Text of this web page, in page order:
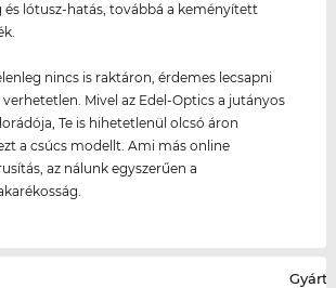
és lótusz-hatás, továbbá a keményített
nincs is raktáron, érdemes lecsapni
verhetetlen. Mivel az Edel-Optics a jutányos
Te is hihetetlenül olcsó áron
a csúcs modellt. Ami más online
az nálunk egyszerűen a